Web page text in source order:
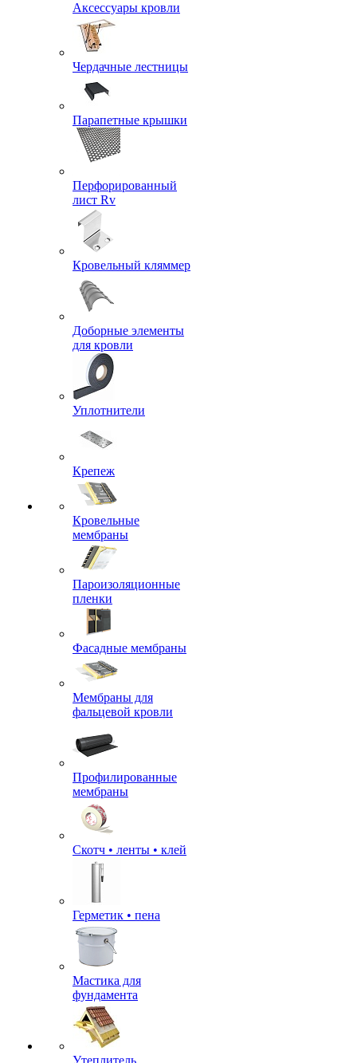
Аксессуары кровли
Чердачные лестницы
Парапетные крышки
Перфорированный
лист Rv
Кровельный кляммер
Доборные элементы
для кровли
Уплотнители
Крепеж
Кровельные
мембраны
Пароизоляционные
пленки
Фасадные мембраны
Мембраны для
фальцевой кровли
Профилированные
мембраны
Скотч • ленты • клей
Герметик • пена
Мастика для
фундамента
Утеплитель